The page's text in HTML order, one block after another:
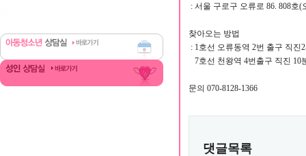
: 서울 구로구 오류로 86. 808호
찾아오는 방법
: 1호선 오류동역 2번 출구 직진
7호선 천왕역 4번출구 직진
문의 070-8128-1366
댓글목록